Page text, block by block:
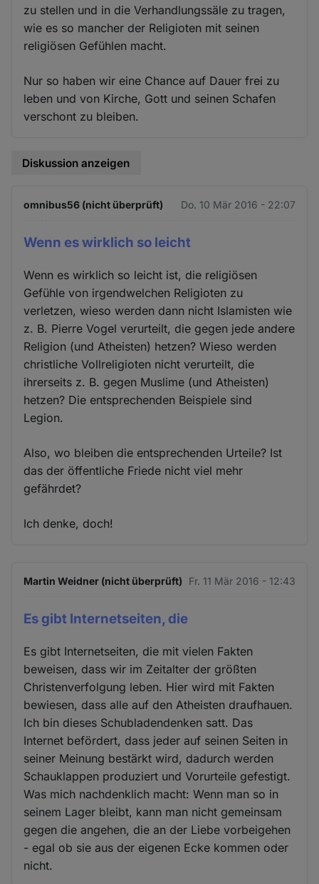
zu stellen und in die Verhandlungssäle zu tragen,
wie es so mancher der Religioten mit seinen
religiösen Gefühlen macht.
Nur so haben wir eine Chance auf Dauer frei zu
leben und von Kirche, Gott und seinen Schafen
verschont zu bleiben.
Diskussion anzeigen
omnibus56 (nicht überprüft) Do. 10 Mär 2016 - 22:07
Wenn es wirklich so leicht
Wenn es wirklich so leicht ist, die religiösen
Gefühle von irgendwelchen Religioten zu
verletzen, wieso werden dann nicht Islamisten wie
z. B. Pierre Vogel verurteilt, die gegen jede andere
Religion (und Atheisten) hetzen? Wieso werden
christliche Vollreligioten nicht verurteilt, die
ihrerseits z. B. gegen Muslime (und Atheisten)
hetzen? Die entsprechenden Beispiele sind
Legion.
Also, wo bleiben die entsprechenden Urteile? Ist
das der öffentliche Friede nicht viel mehr
gefährdet?
Ich denke, doch!
Martin Weidner (nicht überprüft) Fr. 11 Mär 2016 - 12:43
Es gibt Internetseiten, die
Es gibt Internetseiten, die mit vielen Fakten
beweisen, dass wir im Zeitalter der größten
Christenverfolgung leben. Hier wird mit Fakten
bewiesen, dass alle auf den Atheisten draufhauen.
Ich bin dieses Schubladendenken satt. Das
Internet befördert, dass jeder auf seinen Seiten in
seiner Meinung bestärkt wird, dadurch werden
Schauklappen produziert und Vorurteile gefestigt.
Was mich nachdenklich macht: Wenn man so in
seinem Lager bleibt, kann man nicht gemeinsam
gegen die angehen, die an der Liebe vorbeigehen
- egal ob sie aus der eigenen Ecke kommen oder
nicht.